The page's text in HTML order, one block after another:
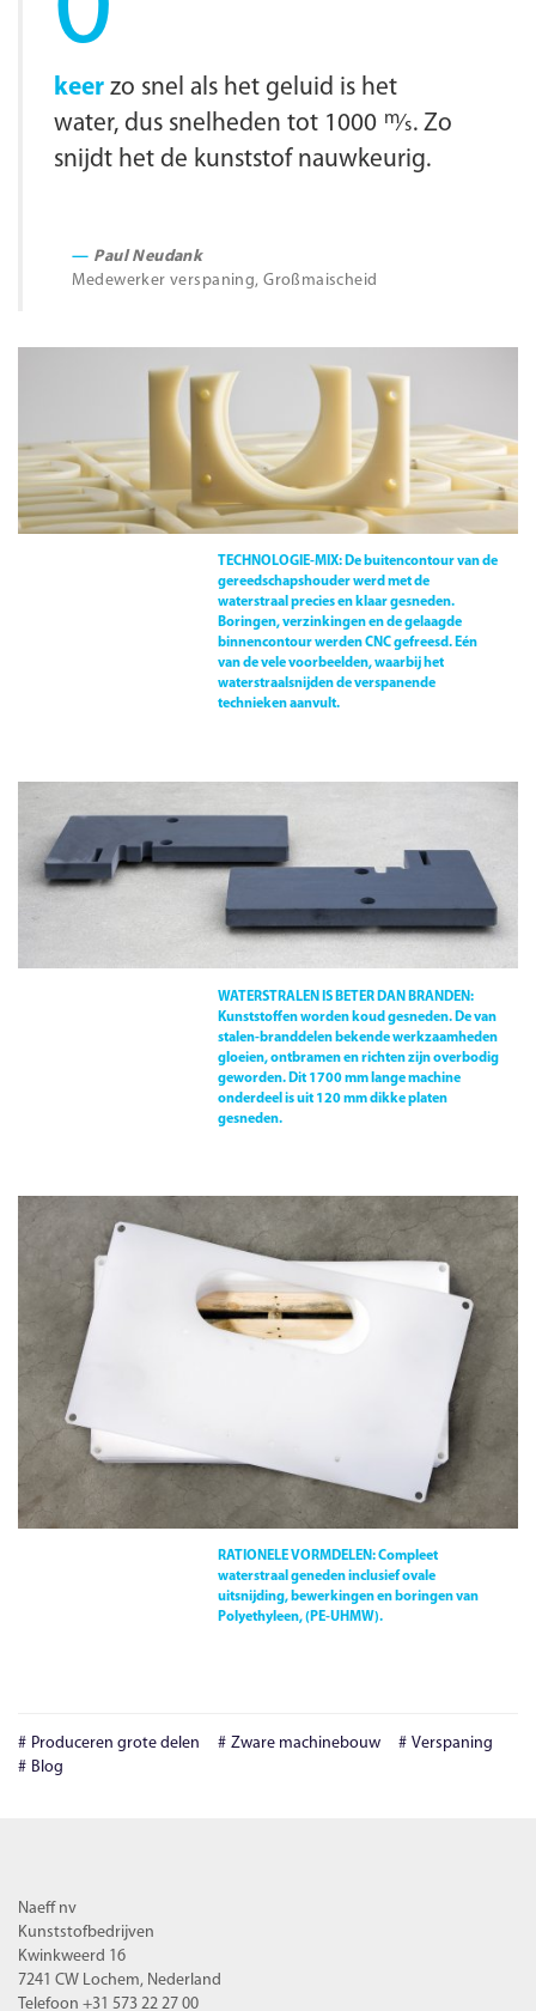
keer zo snel als het geluid is het
water, dus snelheden tot 1000 m∕s. Zo
snijdt het de kunststof nauwkeurig.
Paul Neudank
Medewerker verspaning, Großmaischeid
TECHNOLOGIE-MIX:De buitencontour van de
gereedschapshouder werd met de
waterstraal precies en klaar gesneden.
Boringen, verzinkingen en de gelaagde
binnencontour werden CNC gefreesd. Eén
van de vele voorbeelden, waarbij het
waterstraalsnijden de verspanende
technieken aanvult.
WATERSTRALEN IS BETER DAN BRANDEN:
Kunststoffen worden koud gesneden. De van
stalen-branddelen bekende werkzaamheden
gloeien, ontbramen en richten zijn overbodig
geworden. Dit 1700 mm lange machine
onderdeel is uit 120 mm dikke platen
gesneden.
RATIONELE VORMDELEN:Compleet
waterstraal geneden inclusief ovale
uitsnijding, bewerkingen en boringen van
Polyethyleen, (PE-UHMW).
Produceren grote delen Zware machinebouw
Verspaning
Blog
Naeff nv
Kunststofbedrijven
Kwinkweerd 16
7241 CW Lochem, Nederland
Telefoon +31 573 22 27 00